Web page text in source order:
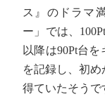
ス』のドラマ
ー」では、
以降は90Pt台
を記録し、初
得ていたそうで